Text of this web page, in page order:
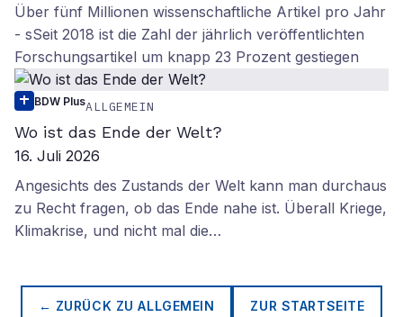
Über fünf Millionen wissenschaftliche Artikel pro Jahr
- sSeit 2018 ist die Zahl der jährlich veröffentlichten
Forschungsartikel um knapp 23 Prozent gestiegen
BDW PlusALLGEMEIN
Wo ist das Ende der Welt?
16. Juli 2026
Angesichts des Zustands der Welt kann man durchaus
zu Recht fragen, ob das Ende nahe ist. Überall Kriege,
Klimakrise, und nicht mal die…
← ZURÜCK ZUALLGEMEIN ZUR STARTSEITE